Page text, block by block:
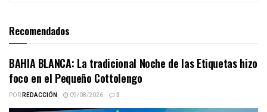
Recomendados
BAHIA BLANCA: La tradicional Noche de las Etiquetas hizo
foco en el Pequeño Cottolengo
PORREDACCIÓN 09/08/2026 0